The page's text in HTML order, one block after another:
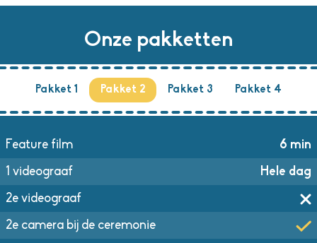
Onze pakketten
Pakket 1 Pakket 2 Pakket 3 Pakket 4
Feature film
6 min
1 videograaf
Hele dag
2e videograaf
2e camera bij de ceremonie